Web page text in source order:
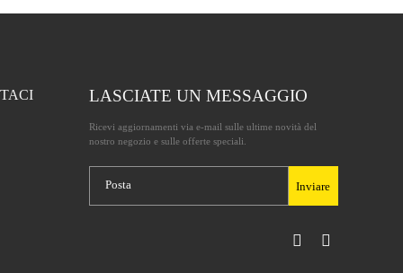
LASCIATE UN MESSAGGIO
Ricevi aggiornamenti via e-mail sulle ultime novità del
nostro negozio e sulle offerte speciali.
Inviare